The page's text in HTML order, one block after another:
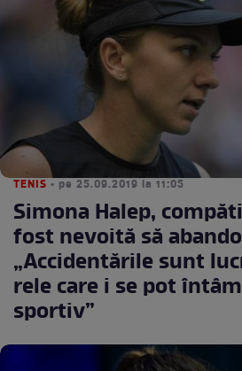
TENIS • pe 25.09.2019 la 11:05
Simona Halep,
fost nevoită să
„Accidentările sunt
rele care i se pot
sportiv”